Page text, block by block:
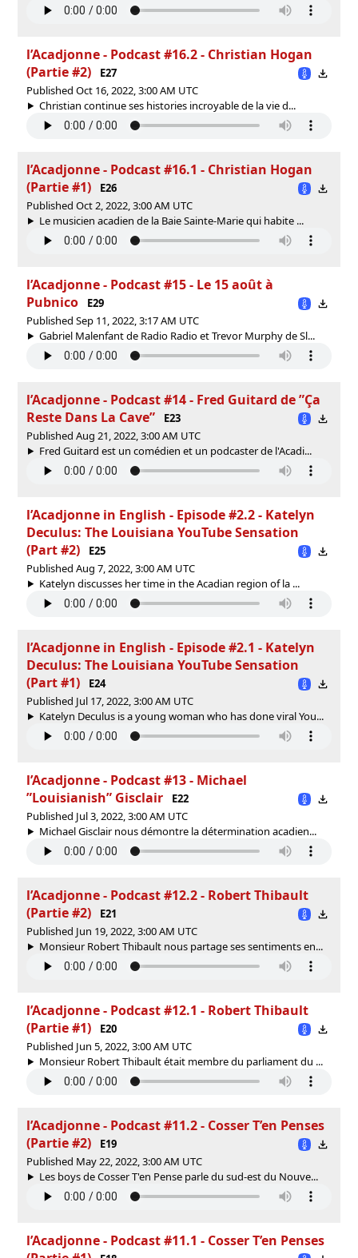
l’Acadjonne - Podcast #16.2 - Christian Hogan
(Partie #2)
E27
Published Oct 16, 2022, 3:00 AM UTC
Christian continue ses histories incroyable de la vie d...
l’Acadjonne - Podcast #16.1 - Christian Hogan
(Partie #1)
E26
Published Oct 2, 2022, 3:00 AM UTC
Le musicien acadien de la Baie Sainte-Marie qui habite ...
l’Acadjonne - Podcast #15 - Le 15 août à
Pubnico
E29
Published Sep 11, 2022, 3:17 AM UTC
Gabriel Malenfant de Radio Radio et Trevor Murphy de Sl...
l’Acadjonne - Podcast #14 - Fred Guitard de ”Ça
Reste Dans La Cave”
E23
Published Aug 21, 2022, 3:00 AM UTC
Fred Guitard est un comédien et un podcaster de l'Acadi...
l’Acadjonne in English - Episode #2.2 - Katelyn
Deculus: The Louisiana YouTube Sensation
(Part #2)
E25
Published Aug 7, 2022, 3:00 AM UTC
Katelyn discusses her time in the Acadian region of la ...
l’Acadjonne in English - Episode #2.1 - Katelyn
Deculus: The Louisiana YouTube Sensation
(Part #1)
E24
Published Jul 17, 2022, 3:00 AM UTC
Katelyn Deculus is a young woman who has done viral You...
l’Acadjonne - Podcast #13 - Michael
”Louisianish” Gisclair
E22
Published Jul 3, 2022, 3:00 AM UTC
Michael Gisclair nous démontre la détermination acadien...
l’Acadjonne - Podcast #12.2 - Robert Thibault
(Partie #2)
E21
Published Jun 19, 2022, 3:00 AM UTC
Monsieur Robert Thibault nous partage ses sentiments en...
l’Acadjonne - Podcast #12.1 - Robert Thibault
(Partie #1)
E20
Published Jun 5, 2022, 3:00 AM UTC
Monsieur Robert Thibault était membre du parliament du ...
l’Acadjonne - Podcast #11.2 - Cosser T’en Penses
(Partie #2)
E19
Published May 22, 2022, 3:00 AM UTC
Les boys de Cosser T'en Pense parle du sud-est du Nouve...
l’Acadjonne - Podcast #11.1 - Cosser T’en Penses